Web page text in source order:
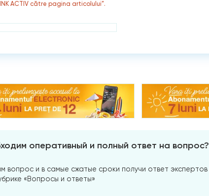
ACTIV către pagina articolului”.
оперативный и полный ответ на вопрос?
вопрос и в самые сжатые сроки получи ответ
«Вопросы и ответы»